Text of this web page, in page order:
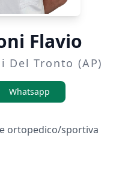
Flavio
Del Tronto (AP)
Whatsapp
ortopedico/sportiva